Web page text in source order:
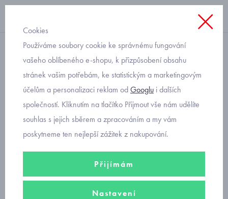
džíska, sáčko
dívčí riflová bundička
Mayoral 6405-69
Cookies
Používáme soubory cookie ke správnému fungování
vašeho oblíbeného e-shopu, k přizpůsobení obsahu
stránek vašim potřebám, ke statistickým a marketingovým
účelům a personalizaci reklam odGooglu i dalších
společností. Kliknutím na tlačítko Přijmout vše nám udělíte
souhlas s jejich sběrem a zpracováním a my vám
poskytneme ten nejlepší zážitek z nakupování.
Přijímám
Nastavení